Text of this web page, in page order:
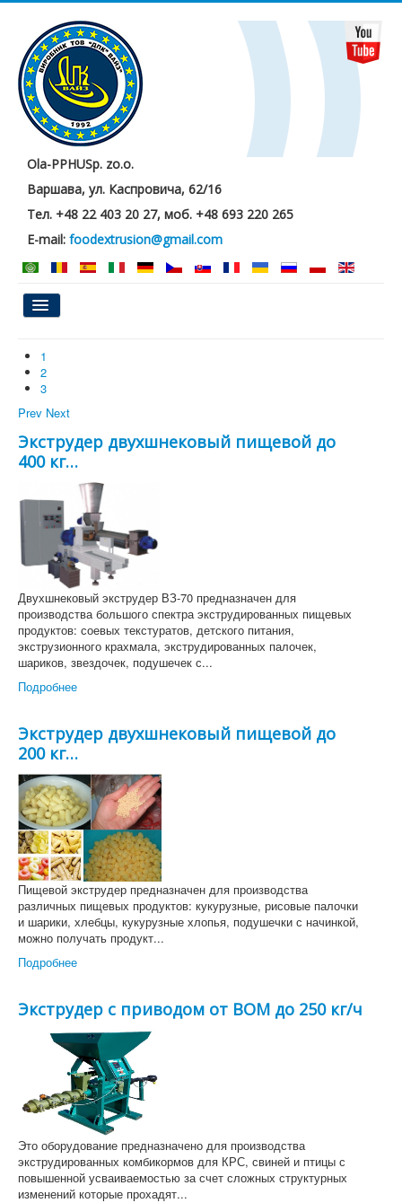
Ola-PPHUSp. zo.o.
Варшава, ул. Каспровича, 62/16
Тел. +48 22 403 20 27, моб. +48 693 220 265
E-mail: foodextrusion@gmail.com
Главная
О нас
Каши быстрого приготовления
Сервис
Сертификаты
Наши клиенты
Контакты
Услуги фасовки сыпучих материалов
1
2
3
Prev Next
Экструдер двухшнековый пищевой до
400 кг…
Двухшнековый экструдер ВЗ-70 предназначен для
производства большого спектра экструдированных пищевых
продуктов: соевых текстуратов, детского питания,
экструзионного крахмала, экструдированных палочек,
шариков, звездочек, подушечек с...
Подробнее
Экструдер двухшнековый пищевой до
200 кг…
Пищевой экструдер предназначен для производства
различных пищевых продуктов: кукурузные, рисовые палочки
и шарики, хлебцы, кукурузные хлопья, подушечки с начинкой,
можно получать продукт...
Подробнее
Экструдер с приводом от ВОМ до 250 кг/ч
Это оборудование предназначено для производства
экструдированных комбикормов для КРС, свиней и птицы с
повышенной усваиваемостью за счет сложных структурных
изменений которые прохадят...